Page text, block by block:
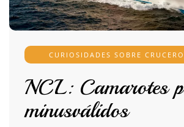
CURIOSIDADES SOBRE
NCL: Camarotes
minusválidos